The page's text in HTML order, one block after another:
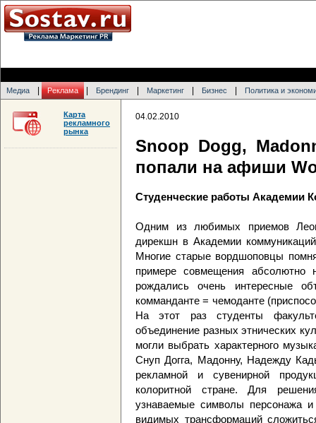
Медиа Реклама Брендинг Маркетинг Бизнес Политика и
04.02.2010
Snoop Dogg,
попали на афиши
Студенческие работы Академии
Одним из любимых приемов
дирекшн в Академии
Многие старые вордшоповцы
примере совмещения абсолютно
рождались очень интересные
комманданте = чемоданте
На этот раз студенты
объединение разных этнических
могли выбрать характерного
Снуп Догга, Мадонну, Надежду
рекламной и сувенирной
колоритной стране. Для
узнаваемые символы персонажа
видимых трансформаций
Карта
рекламного
рынка